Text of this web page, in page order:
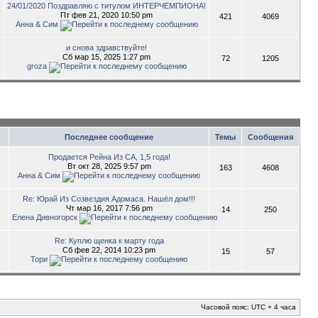
24/01/2020 Поздравляю с титулом ИНТЕРЧЕМПИОНА!
Пт фев 21, 2020 10:50 pm
Анна & Сим
421 4069
и снова здравствуйте!
Сб мар 15, 2025 1:27 pm
groza
72 1205
Последнее сообщение Темы Сообщения
Продается Рейна Из СА, 1,5 года!
Вт окт 28, 2025 9:57 pm
Анна & Сим
163 4608
Re: Юрай Из Созвездия Адомаса. Нашёл дом!!!
Чт мар 16, 2017 7:56 pm
Елена Дивногорск
14 250
Re: Куплю щенка к марту года
Сб фев 22, 2014 10:23 pm
Тори
15 57
Часовой пояс: UTC + 4 часа